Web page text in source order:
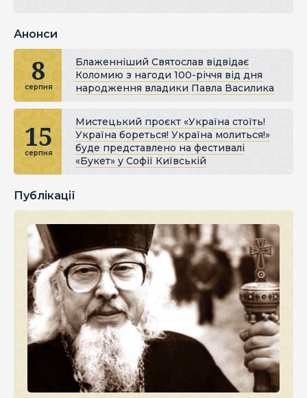
Анонси
8
серпня
Блаженніший Святослав відвідає
Коломию з нагоди 100-річчя від дня
народження владики Павла Василика
15
серпня
Мистецький проєкт «Україна стоїть!
Україна бореться! Україна молиться!»
буде представлено на фестивалі
«Букет» у Софії Київській
Публікації